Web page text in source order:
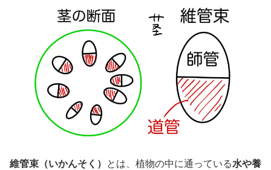
維管束（いかんそく） とは、植物の中に通っている水や養